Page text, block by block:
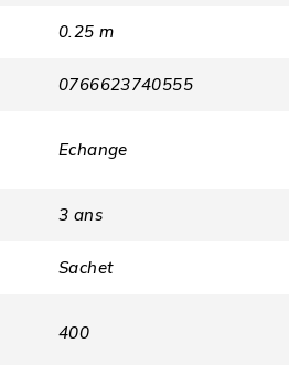
0.25 m
0766623740555
Echange
3 ans
Sachet
400